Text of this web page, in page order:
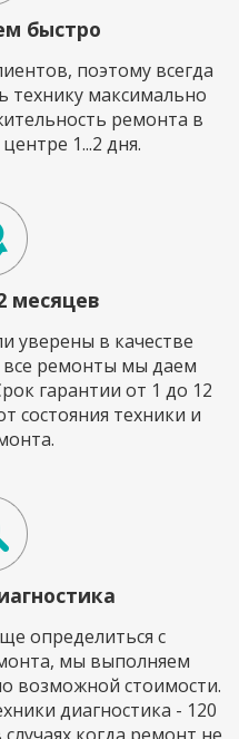
быстро
поэтому всегда
технику максимально
ремонта в
1...2 дня.
месяцев
уверены в качестве
все ремонты мы даем
гарантии от 1 до 12
состояния техники и
определиться с
мы выполняем
возможной стоимости.
диагностика - 120